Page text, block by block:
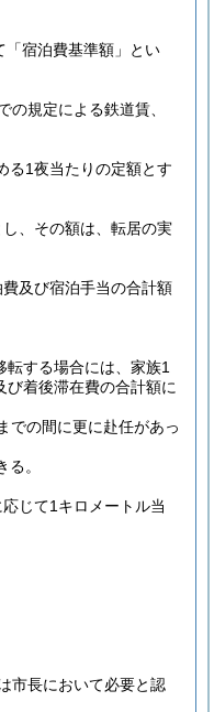
「宿泊費基準額」とい
の規定による鉄道賃、
る1夜当たりの定額とす
し、その額は、転居の実
及び宿泊手当の合計額
転する場合には、家族1
着後滞在費の合計額に
での間に更に赴任があっ
。
じて1キロメートル当
市長において必要と認